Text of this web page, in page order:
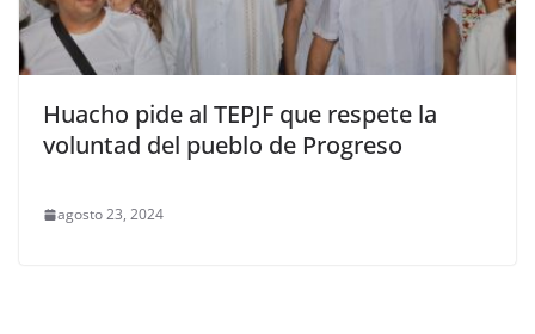
Huacho pide al TEPJF que respete la
voluntad del pueblo de Progreso
agosto 23, 2024